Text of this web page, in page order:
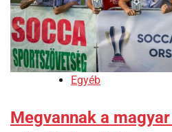
Egyéb
Megvannak a